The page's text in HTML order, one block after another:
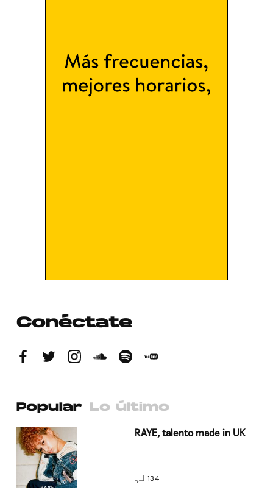
Conéctate
Popular Lo último
RAYE, talento made in UK
134